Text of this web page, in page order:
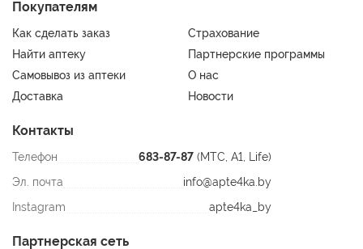
Покупателям
Как сделать заказ
Страхование
Найти аптеку
Партнерские программы
Самовывоз из аптеки
О нас
Доставка
Новости
Контакты
Телефон 683-87-87 (МТС, A1, Life)
Эл. почта
info@apte4ka.by
Instagram
apte4ka_by
Партнерская сеть